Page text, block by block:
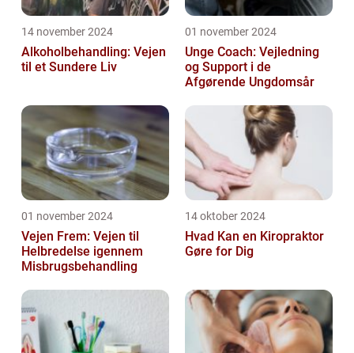
14 november 2024
Alkoholbehandling: Vejen
til et Sundere Liv
01 november 2024
Unge Coach: Vejledning
og Support i de
Afgørende Ungdomsår
01 november 2024
Vejen Frem: Vejen til
Helbredelse igennem
Misbrugsbehandling
14 oktober 2024
Hvad Kan en Kiropraktor
Gøre for Dig